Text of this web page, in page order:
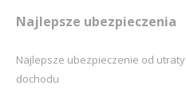
Najlepsze ubezpieczenia
Najlepsze ubezpieczenie od utraty
dochodu